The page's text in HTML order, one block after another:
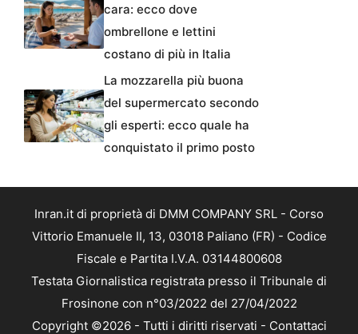
cara: ecco dove
ombrellone e lettini
costano di più in Italia
La mozzarella più buona
del supermercato secondo
gli esperti: ecco quale ha
conquistato il primo posto
Inran.it di proprietà di DMM COMPANY SRL - Corso
Vittorio Emanuele II, 13, 03018 Paliano (FR) - Codice
Fiscale e Partita I.V.A. 03144800608
Testata Giornalistica registrata presso il Tribunale di
Frosinone con n°03/2022 del 27/04/2022
Copyright ©2026 - Tutti i diritti riservati - Contattaci